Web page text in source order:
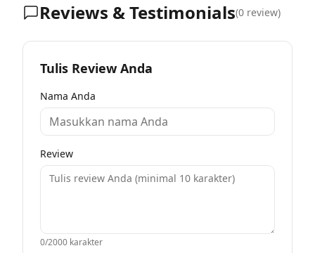
Reviews & Testimonials(0 review)
Tulis Review Anda
Nama Anda
Review
0/2000 karakter